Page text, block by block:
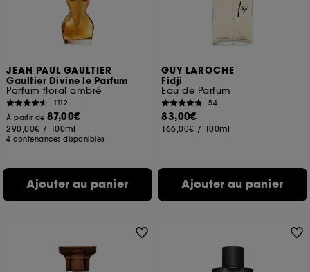
JEAN PAUL GAULTIER
Gaultier Divine le Parfum
Parfum floral ambré
1112
À partir de87,00€
290,00€ / 100ml
4 contenances disponibles
Ajouter au panier
GUY LAROCHE
Fidji
Eau de Parfum
54
83,00€
166,00€ / 100ml
Ajouter au panier